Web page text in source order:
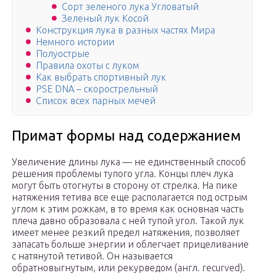
Сорт зеленого лука Угловатый
Зеленый лук Косой
Конструкция лука в разных частях Мира
Немного истории
Полуострые
Правила охоты с луком
Как выбрать спортивный лук
PSE DNA – скорострельный
Список всех парных мечей
Примат формы над содержанием
Увеличение длины лука — не единственный способ
решения проблемы тупого угла. Концы плеч лука
могут быть отогнуты в сторону от стрелка. На пике
натяжения тетива все еще располагается под острым
углом к этим рожкам, в то время как основная часть
плеча давно образовала с ней тупой угол. Такой лук
имеет менее резкий предел натяжения, позволяет
запасать больше энергии и облегчает прицеливание
с натянутой тетивой. Он называется
обратновыгнутым, или рекурведом (англ. recurved).